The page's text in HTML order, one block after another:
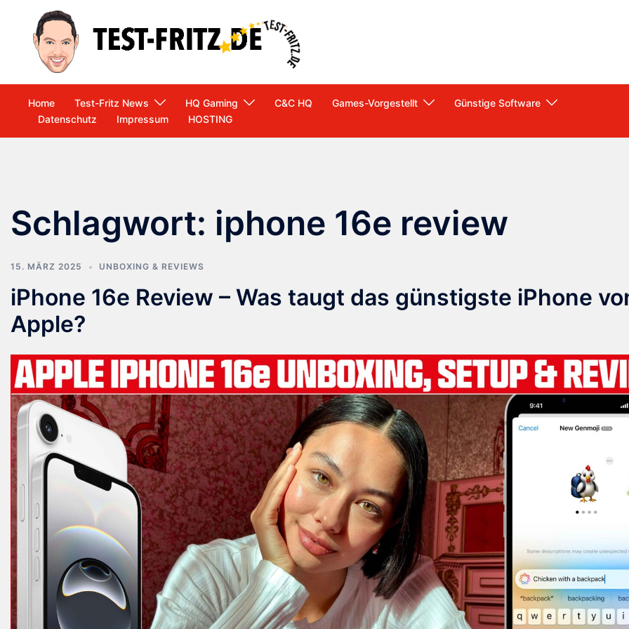
springen
Home Test-Fritz News HQ Gaming C&C HQ Games-Vorgestellt
Günstige Software
Datenschutz
Impressum HOSTING
Schlagwort: iphone 16e review
15. MÄRZ 2025 UNBOXING & REVIEWS
iPhone 16e Review – Was taugt das günstigste iPhone
Apple?